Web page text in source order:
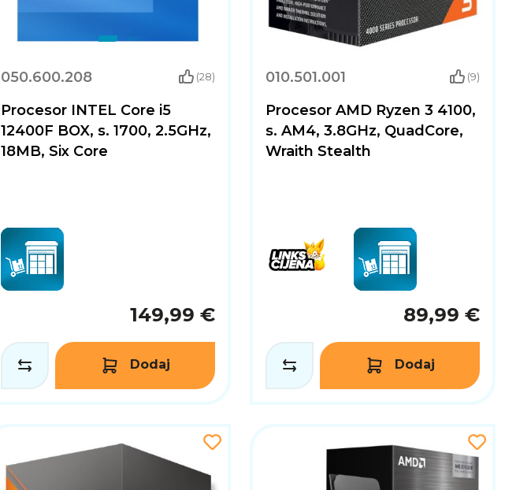
050.600.208 (28)
Procesor INTEL Core i5
12400F BOX, s. 1700, 2.5GHz,
18MB, Six Core
149,99 €
Dodaj
010.501.001 (9)
Procesor AMD Ryzen 3 4100,
s. AM4, 3.8GHz, QuadCore,
Wraith Stealth
89,99 €
Dodaj